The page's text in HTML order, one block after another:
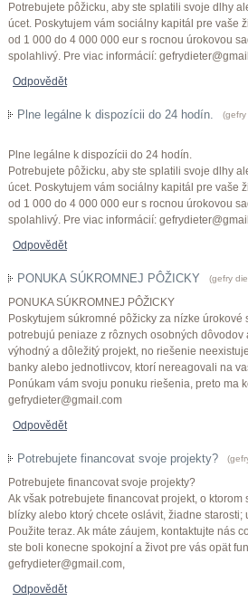
Potrebujete pôžicku, aby ste splatili svoje dlhy
úcet. Poskytujem vám sociálny kapitál pre vaše
od 1 000 do 4 000 000 eur s rocnou úrokovou
spolahlivý. Pre viac informácií:
Odpovědět
Plne legálne k dispozícii do 24 hodín. (gefry
Plne legálne k dispozícii do 24 hodín.
Potrebujete pôžicku, aby ste splatili svoje dlhy
úcet. Poskytujem vám sociálny kapitál pre vaše
od 1 000 do 4 000 000 eur s rocnou úrokovou
spolahlivý. Pre viac informácií:
Odpovědět
PONUKA SÚKROMNEJ PÔŽICKY (gefry
PONUKA SÚKROMNEJ PÔŽICKY
Poskytujem súkromné pôžicky za nízke úrokové
potrebujú peniaze z rôznych osobných dôvodov
výhodný a dôležitý projekt, no riešenie
banky alebo jednotlivcov, ktorí nereagovali na
Ponúkam vám svoju ponuku riešenia, preto ma
gefrydieter@gmail.com
Odpovědět
Potrebujete financovat svoje projekty? (
Potrebujete financovat svoje projekty?
Ak však potrebujete financovat projekt, o ktorom
blízky alebo ktorý chcete oslávit, žiadne starosti;
Použite teraz. Ak máte záujem, kontaktujte nás
ste boli konecne spokojní a život pre vás opät
gefrydieter@gmail.com,
Odpovědět